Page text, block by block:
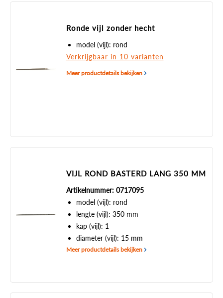
Ronde vijl zonder hecht
model (vijl): rond
Verkrijgbaar in 10 varianten
Meer productdetails bekijken
VIJL ROND BASTERD LANG 350 MM
Artikelnummer: 0717095
model (vijl): rond
lengte (vijl): 350 mm
kap (vijl): 1
diameter (vijl): 15 mm
Meer productdetails bekijken